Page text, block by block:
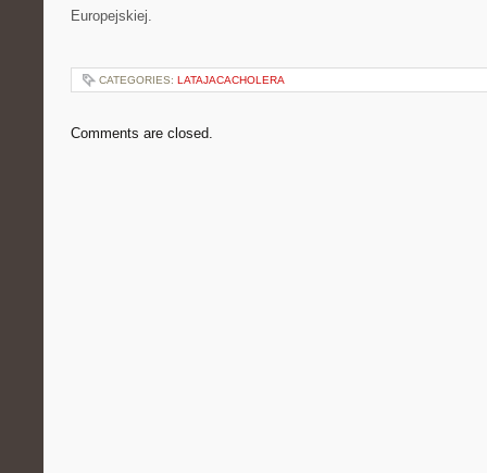
Europejskiej.
CATEGORIES: LATAJACACHOLERA
Comments are closed.